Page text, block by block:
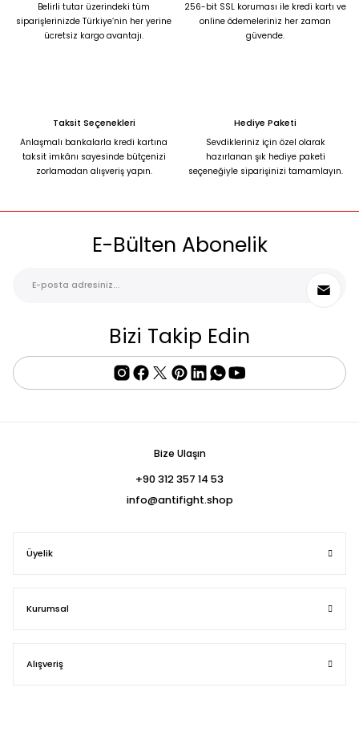
Belirli tutar üzerindeki tüm
siparişlerinizde Türkiye’nin her yerine
ücretsiz kargo avantajı.
256-bit SSL koruması ile kredi kartı ve
online ödemeleriniz her zaman
güvende.
Taksit Seçenekleri
Anlaşmalı bankalarla kredi kartına
taksit imkânı sayesinde bütçenizi
zorlamadan alışveriş yapın.
Hediye Paketi
Sevdikleriniz için özel olarak
hazırlanan şık hediye paketi
seçeneğiyle siparişinizi tamamlayın.
E-Bülten Abonelik
Bizi Takip Edin
Bize Ulaşın
+90 312 357 14 53
info@antifight.shop
Üyelik
Kurumsal
Alışveriş